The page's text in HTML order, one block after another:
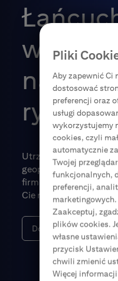
w erze
na
Utrzymanie
geopolitycznych
firm. Sprawdź, jakie
Cię na nie przygotują.
Dowiedz się więcej
Pliki
Aby zapewnić Ci
dostosować
preferencji oraz
usługi
wykorzystujemy
cookies, czyli
automatycznie
Twojej
funkcjonalnych,
preferencji,
Zaakceptuj,
plików cookies.
własne
przycisk
chwili zmienić
Więcej